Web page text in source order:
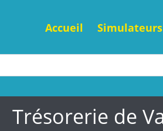
Accueil
Trésorerie de